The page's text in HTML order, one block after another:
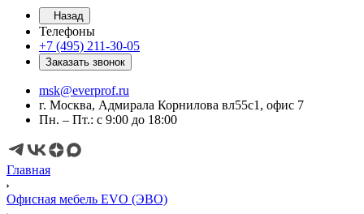
Назад
Телефоны
+7 (495) 211-30-05
Заказать звонок
msk@everprof.ru
г. Москва, Адмирала Корнилова вл55с1, офис 7
Пн. – Пт.: с 9:00 до 18:00
Главная
Офисная мебель EVO (ЭВО)